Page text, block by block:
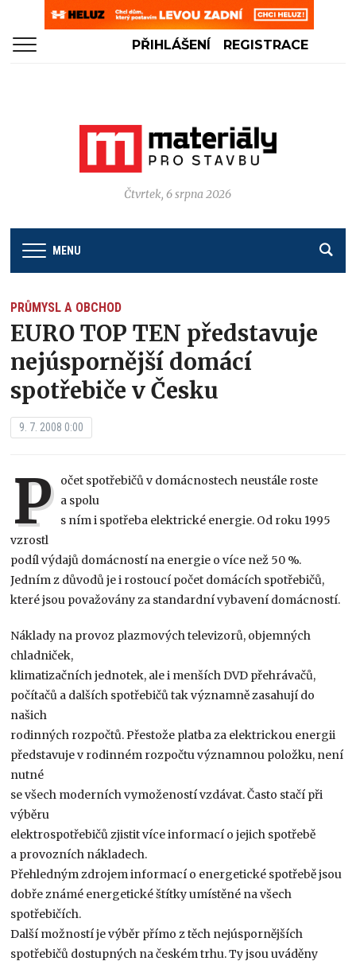
PŘIHLÁŠENÍ REGISTRACE
Čtvrtek, 6 srpna 2026
MENU
PRŮMYSL A OBCHOD
EURO TOP TEN představuje
nejúspornější domácí
spotřebiče v Česku
9. 7. 2008 0:00
P očet spotřebičů v domácnostech neustále roste
a spolu
s ním i spotřeba elektrické energie. Od roku 1995
vzrostl
podíl výdajů domácností na energie o více než 50 %.
Jedním z důvodů je i rostoucí počet domácích spotřebičů,
které jsou považovány za standardní vybavení domácností.
Náklady na provoz plazmových televizorů, objemných
chladniček,
klimatizačních jednotek, ale i menších DVD přehrávačů,
počítačů a dalších spotřebičů tak významně zasahují do
našich
rodinných rozpočtů. Přestože platba za elektrickou energii
představuje v rodinném rozpočtu významnou položku, není
nutné
se všech moderních vymožeností vzdávat. Často stačí při
výběru
elektrospotřebičů zjistit více informací o jejich spotřebě
a provozních nákladech.
Přehledným zdrojem informací o energetické spotřebě jsou
dobře známé energetické štítky umístěné na všech
spotřebičích.
Další možností je výběr přímo z těch nejúspornějších
spotřebičů dostupných na českém trhu. Ty jsou uváděny